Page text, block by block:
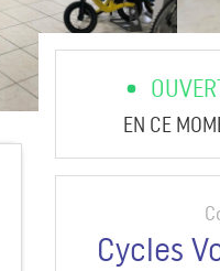
EN CE
Cycles